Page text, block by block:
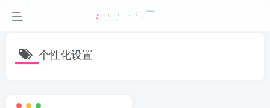
个性化设置